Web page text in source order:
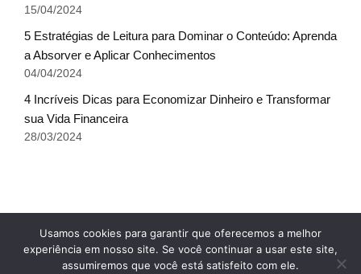
15/04/2024
5 Estratégias de Leitura para Dominar o Conteúdo: Aprenda
a Absorver e Aplicar Conhecimentos
04/04/2024
4 Incríveis Dicas para Economizar Dinheiro e Transformar
sua Vida Financeira
28/03/2024
Fale conosco
Glossário do Sucesso
Política de Privacidade
Sobre Nós Termos de uso
x
Usamos cookies para garantir que oferecemos a melhor
experiência em nosso site. Se você continuar a usar este site,
assumiremos que você está satisfeito com ele.